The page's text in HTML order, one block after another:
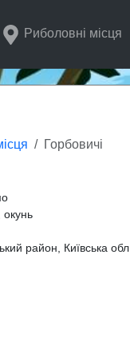
Риболовні місця
Горбовичі
окунь
район, Київська